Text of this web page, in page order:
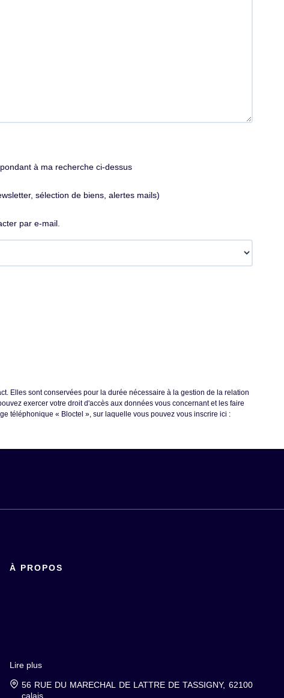
à ma recherche ci-dessus
sélection de biens, alertes mails)
par e-mail.
Elles sont conservées pour la durée nécessaire à la gestion de la relation
exercer votre droit d'accès aux données vous concernant et les faire
téléphonique « Bloctel », sur laquelle vous pouvez vous inscrire ici :
À PROPOS
Lire plus
56 RUE DU MARECHAL DE LATTRE DE TASSIGNY, 62100
calais